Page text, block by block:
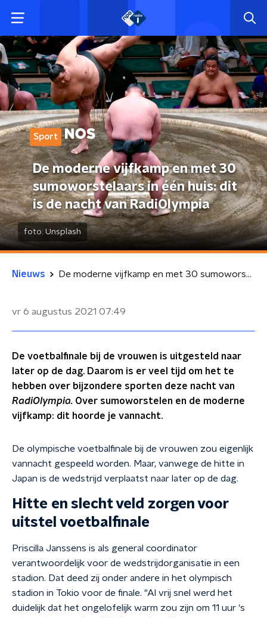
Sport
De moderne vijfkamp en met 30
sumoworstelaars in één huis: dit
is de nacht van RadiOlympia
foto: Unsplash
Nieuws De moderne vijfkamp en met 30 sumoworstelaars in één huis: dit is de nacht van RadiOlympia
vr 6 augustus 2021 07:49
De voetbalfinale bij de vrouwen is uitgesteld naar
later op de dag. Daarom is er veel tijd om het te
hebben over bijzondere sporten deze nacht van
RadiOlympia. Over sumoworstelen en de moderne
vijfkamp: dit hoorde je vannacht.
De olympische voetbalfinale bij de vrouwen zou eigenlijk
vannacht gespeeld worden. Maar, vanwege de hitte in
Japan is de wedstrijd verplaatst naar later op de dag.
Hitte en slecht veld zorgen voor
uitstel voetbalfinale
Priscilla Janssens is als general coordinator
verantwoordelijk voor de wedstrijdorganisatie in een
stadion. Dat deed zij onder andere in het olympisch
stadion in Tokio voor de finale. "Al vrij snel werd het
duidelijk dat het ongelofelijk warm zou zijn om 11 uur 's